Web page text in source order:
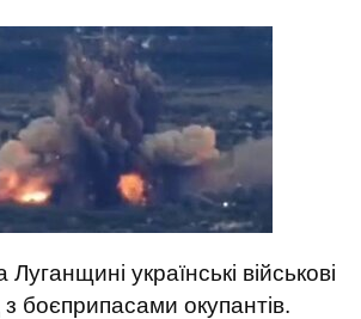
українські військові
боєприпасами окупантів.